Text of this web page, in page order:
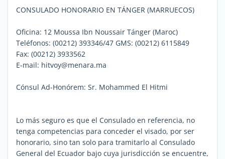
CONSULADO HONORARIO EN TÁNGER (MARRUECOS)
Oficina: 12 Moussa Ibn Noussair Tánger (Maroc)
Teléfonos: (00212) 393346/47 GMS: (00212) 6115849
Fax: (00212) 3933562
E-mail: hitvoy@menara.ma
Cónsul Ad-Honórem: Sr. Mohammed El Hitmi
Lo más seguro es que el Consulado en referencia, no
tenga competencias para conceder el visado, por ser
honorario, sino tan solo para tramitarlo al Consulado
General del Ecuador bajo cuya jurisdicción se encuentre,